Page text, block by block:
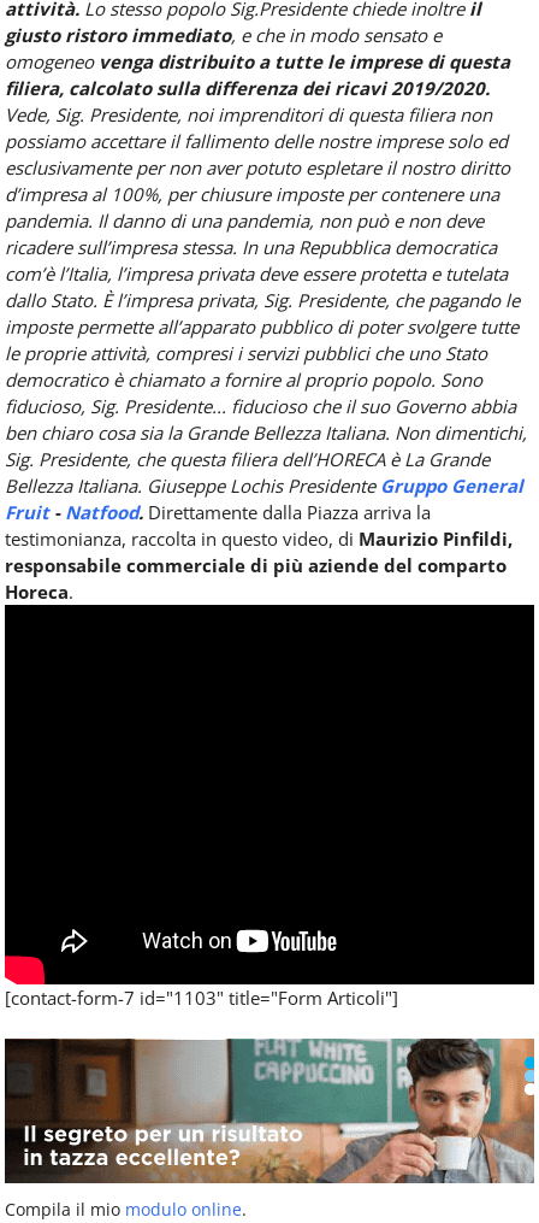
attività. Lo stesso popolo Sig.Presidente chiede inoltreil
giusto ristoro immediato, e che in modo sensato e
omogeneo venga distribuito a tutte le imprese di questa
filiera, calcolato sulla differenza dei ricavi 2019/2020.
Vede, Sig. Presidente, noi imprenditori di questa filiera non
possiamo accettare il fallimento delle nostre imprese solo ed
esclusivamente per non aver potuto espletare il nostro diritto
d’impresa al 100%, per chiusure imposte per contenere una
pandemia. Il danno di una pandemia, non può e non deve
ricadere sull’impresa stessa. In una Repubblica democratica
com’è l’Italia, l’impresa privata deve essere protetta e tutelata
dallo Stato. È l’impresa privata, Sig. Presidente, che pagando le
imposte permette all’apparato pubblico di poter svolgere tutte
le proprie attività, compresi i servizi pubblici che uno Stato
democratico è chiamato a fornire al proprio popolo. Sono
fiducioso, Sig. Presidente... fiducioso che il suo Governo abbia
ben chiaro cosa sia la Grande Bellezza Italiana. Non dimentichi,
Sig. Presidente, che questa filiera dell’HORECA è La Grande
Bellezza Italiana. Giuseppe Lochis Presidente Gruppo General
Fruit- Natfood. Direttamente dalla Piazza arriva la
testimonianza, raccolta in questo video, di Maurizio Pinfildi,
responsabile commerciale di più aziende del comparto
Horeca.
[contact-form-7 id="1103" title="Form Articoli"]
Compila il mio modulo online.